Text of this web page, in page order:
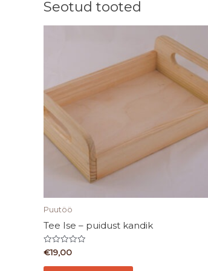
Seotud tooted
Puutöö
Tee Ise – puidust kandik
Hinnanguga
0
/
€19,00